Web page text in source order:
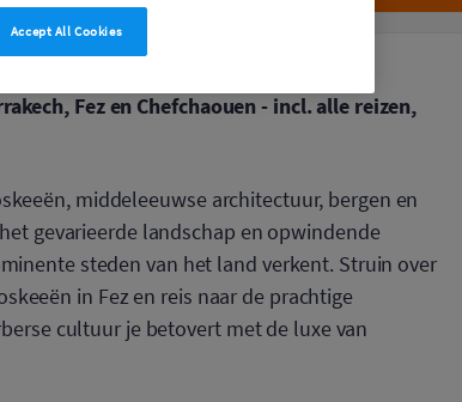
Fez en Chefchaouen - incl. alle reizen,
middeleeuwse architectuur, bergen en
gevarieerde landschap en opwindende
steden van het land verkent. Struin over
in Fez en reis naar de prachtige
cultuur je betovert met de luxe van
Accept All Cookies